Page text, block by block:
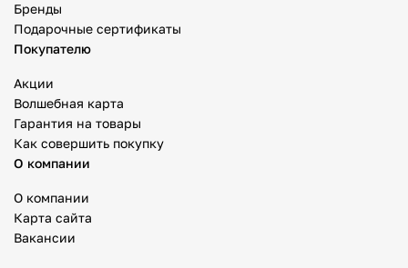
Бренды
Подарочные сертификаты
Покупателю
Акции
Волшебная карта
Гарантия на товары
Как совершить покупку
О компании
О компании
Карта сайта
Вакансии